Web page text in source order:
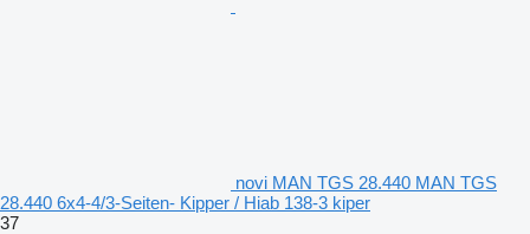
novi MAN TGS 28.440 MAN TGS
28.440 6x4-4/3-Seiten- Kipper / Hiab 138-3 kiper
37